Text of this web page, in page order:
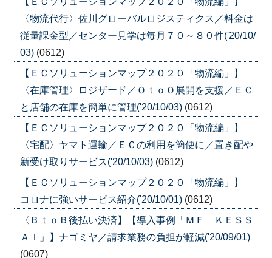
〈物流代行〉佐川グローバルロジスティクス／料金は
従量課金型／センター見学は毎月７０～８０件('20/10/
03) (0612)
【ＥＣソリューションマップ２０２０「物流編」】
〈在庫管理〉ロジザード／ＯｔｏＯ展開を支援／ＥＣ
と店舗の在庫を簡単に管理('20/10/03) (0612)
【ＥＣソリューションマップ２０２０「物流編」】
〈宅配〉ヤマト運輸／ＥＣの利用を簡便に／置き配や
新受け取りサービス('20/10/03) (0612)
【ＥＣソリューションマップ２０２０「物流編」】
コロナに強いサービス紹介('20/10/01) (0612)
〈ＢｔｏＢ後払い決済】【導入事例「ＭＦ ＫＥＳＳ
ＡＩ」】ナゴミヤ／請求業務の負担が軽減('20/09/01)
(0607)